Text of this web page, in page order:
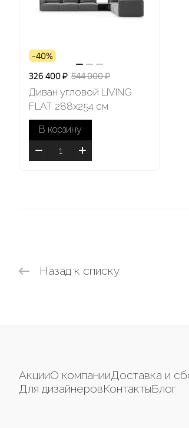
-40%
326 400 ₽ 544 000 ₽
Диван угловой LIVING
FLAT 288х254 см
В корзину
Назад к списку
АкцииО компанииДоставка и
Для дизайнеровКонтактыБлог